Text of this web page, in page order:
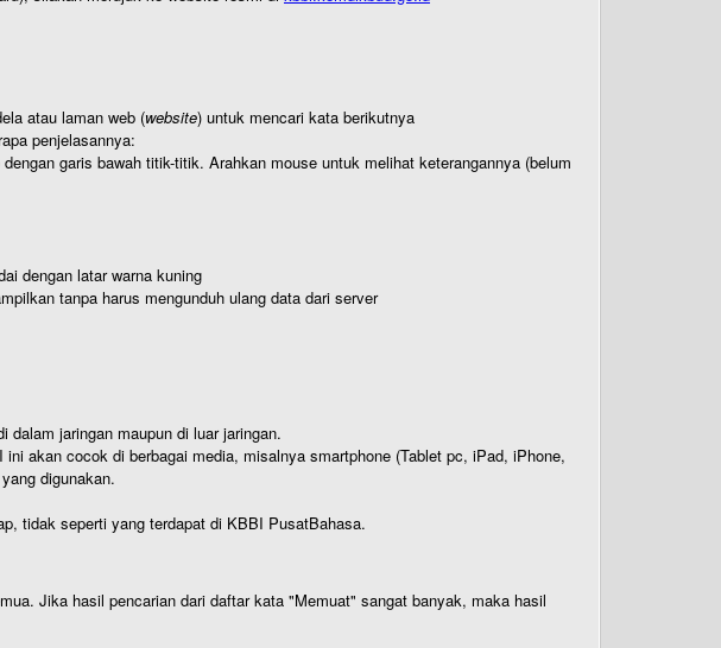
atau laman web (website) untuk mencari kata berikutnya
penjelasannya:
garis bawah titik-titik. Arahkan mouse untuk melihat keterangannya (belum
dengan latar warna kuning
tanpa harus mengunduh ulang data dari server
dalam jaringan maupun di luar jaringan.
ini akan cocok di berbagai media, misalnya smartphone (Tablet pc, iPad, iPhone,
digunakan.
tidak seperti yang terdapat di KBBI PusatBahasa.
Jika hasil pencarian dari daftar kata "Memuat" sangat banyak, maka hasil